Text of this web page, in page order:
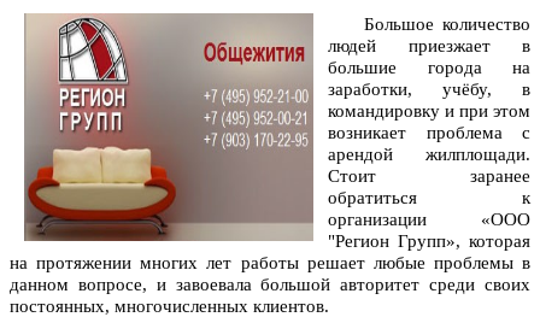
Большое количество
людей приезжает в
большие города на
заработки, учёбу, в
командировку и при этом
возникает проблема с
арендой жилплощади.
Стоит заранее
обратиться к
организации «ООО
"Регион Групп», которая
на протяжении многих лет работы решает любые проблемы в
данном вопросе, и завоевала большой авторитет среди своих
постоянных, многочисленных клиентов.